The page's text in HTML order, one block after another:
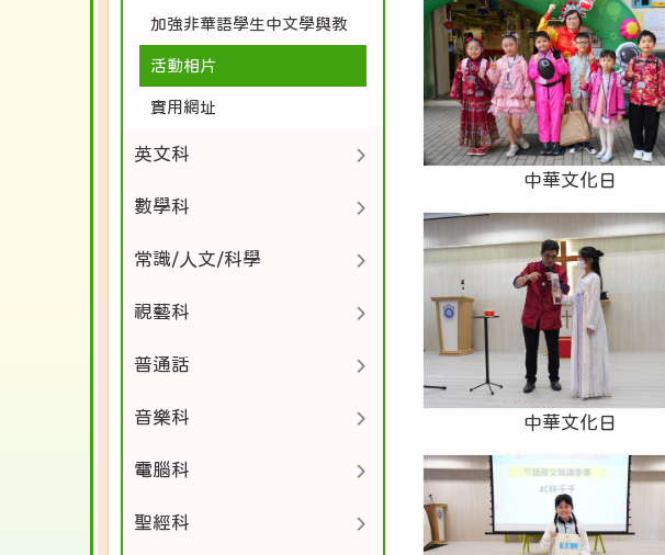
中華文化日
中華文化日
加強非華語學生中文學與教
活動相片
實用網址
英文科
數學科
常識/人文/科學
視藝科
普通話
音樂科
電腦科
聖經科